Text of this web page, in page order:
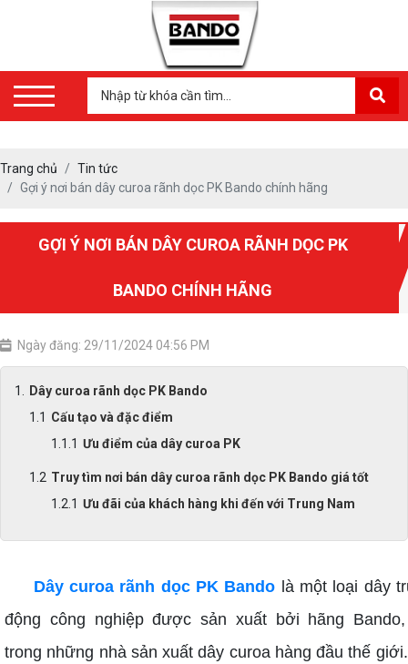
Trang chủ
Tin tức
Gợi ý nơi bán dây curoa rãnh dọc PK Bando chính hãng
GỢI Ý NƠI BÁN DÂY CUROA RÃNH DỌC PK
BANDO CHÍNH HÃNG
Ngày đăng: 29/11/2024 04:56 PM
Dây curoa rãnh dọc PK Bando
Cấu tạo và đặc điểm
Ưu điểm của dây curoa PK
Truy tìm nơi bán dây curoa rãnh dọc PK Bando giá tốt
Ưu đãi của khách hàng khi đến với Trung Nam
Dây curoa rãnh dọc PK Bando là một loại dây
động công nghiệp được sản xuất bởi hãng
trong những nhà sản xuất dây curoa hàng đầu thế